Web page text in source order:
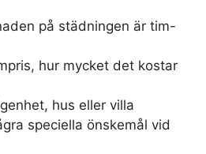
på städningen är tim-
hur mycket det kostar
hus eller villa
speciella önskemål vid